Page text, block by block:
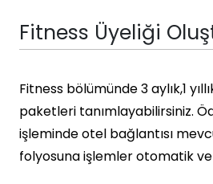
Fitness Üyeliği
Fitness bölümünde 3 aylık,1
paketleri tanımlayabilirsiniz.
işleminde otel bağlantısı
folyosuna işlemler otomatik ve